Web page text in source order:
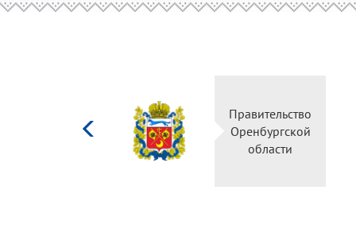
Министерство
культуры
Российской